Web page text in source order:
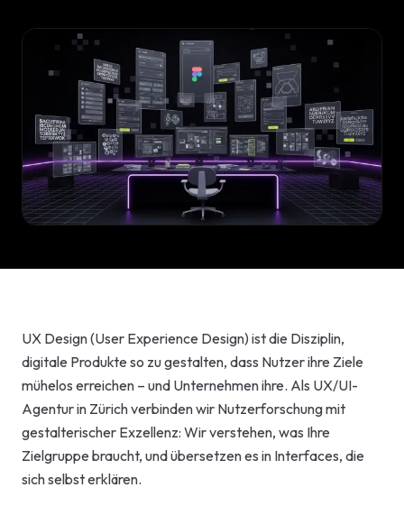
GEO &
Start-up-
AI-
Beratung
UX Design (User Experience Design) ist die Disziplin,
digitale Produkte so zu gestalten, dass Nutzer ihre Ziele
mühelos erreichen – und Unternehmen ihre. Als UX/UI-
Agentur in Zürich verbinden wir Nutzerforschung mit
gestalterischer Exzellenz: Wir verstehen, was Ihre
Zielgruppe braucht, und übersetzen es in Interfaces, die
sich selbst erklären.